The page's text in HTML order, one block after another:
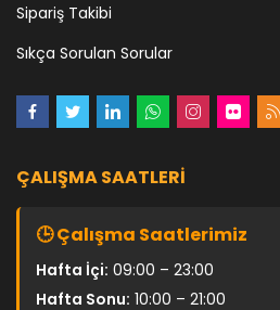
Sipariş Takibi
Sıkça Sorulan Sorular
ÇALIŞMA SAATLERI
🕒 Çalışma Saatlerimiz
Hafta İçi: 09:00 – 23:00
Hafta Sonu: 10:00 – 21:00